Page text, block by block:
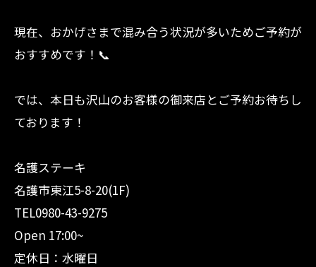
現在、おかげさまで混み合う状況が多いためご予約が
おすすめです！📞
では、本日も沢山のお客様の御来店とご予約お待ちし
ております！
名護ステーキ
名護市東江5-8-20(1F)
TEL0980-43-9275
Open 17:00~
定休日：水曜日